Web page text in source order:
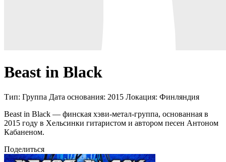
Beast in Black
Тип: Группа Дата основания: 2015 Локация: Финляндия
Beast in Black — финская хэви-метал-группа, основанная в
2015 году в Хельсинки гитаристом и автором песен Антоном
Кабаненом.
Поделиться